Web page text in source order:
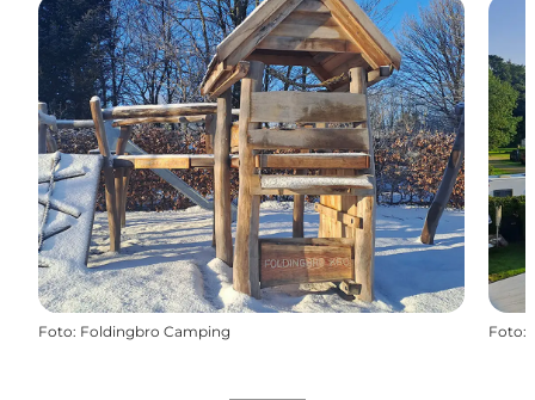
Foto: Foldingbro Camping Foto: